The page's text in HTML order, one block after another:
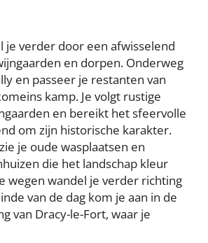
je verder door een afwisselend
en dorpen. Onderweg
en passeer je restanten van
kamp. Je volgt rustige
en bereikt het sfeervolle
om zijn historische karakter.
je oude wasplaatsen en
die het landschap kleur
wegen wandel je verder richting
van de dag kom je aan in de
van Dracy-le-Fort, waar je